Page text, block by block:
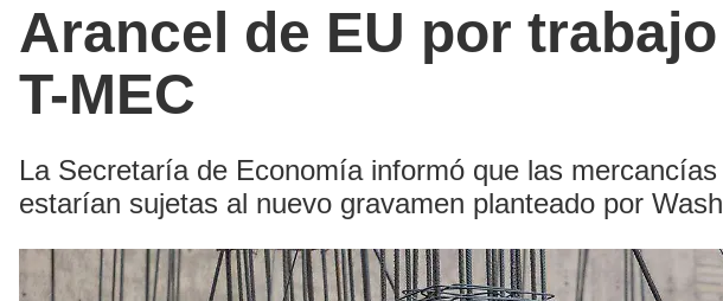
Arancel de EU por
T-MEC
La Secretaría de Economía informó que las
estarían sujetas al nuevo gravamen planteado por